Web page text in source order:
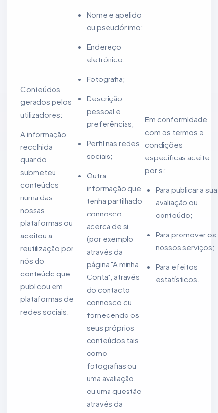
Conteúdos
gerados pelos
utilizadores:
A informação
recolhida
quando
submeteu
conteúdos
numa das
nossas
plataformas ou
aceitou a
reutilização por
nós do
conteúdo que
publicou em
plataformas de
redes sociais.
Nome e apelido
ou pseudónimo;
Endereço
eletrónico;
Fotografia;
Descrição
pessoal e
preferências;
Perfil nas redes
sociais;
Outra
informação que
tenha partilhado
connosco
acerca de si
(por exemplo
através da
página "A minha
Conta", através
do contacto
connosco ou
fornecendo os
seus próprios
conteúdos tais
como
fotografias ou
uma avaliação,
ou uma questão
através da
Em conformidade
com os termos e
condições
específicas aceite
por si:
Para publicar a sua
avaliação ou
conteúdo;
Para promover os
nossos serviços;
Para efeitos
estatísticos.